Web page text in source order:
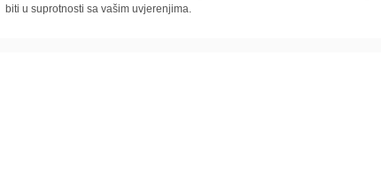
biti u suprotnosti sa vašim uvjerenjima.